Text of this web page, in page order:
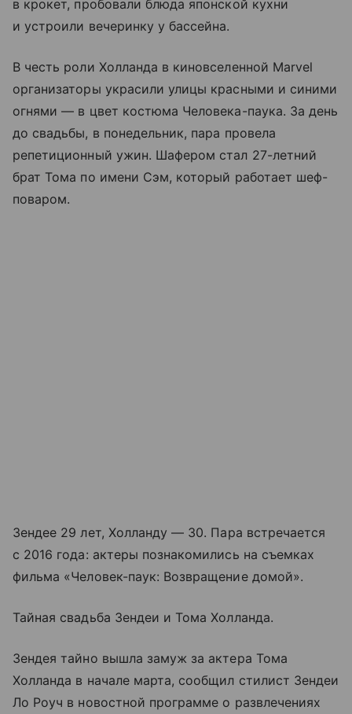
в крокет, пробовали блюда японской кухни
и устроили вечеринку у бассейна.
В честь роли Холланда в киновселенной Marvel
организаторы украсили улицы красными и синими
огнями — в цвет костюма Человека-паука. За день
до свадьбы, в понедельник, пара провела
репетиционный ужин. Шафером стал 27-летний
брат Тома по имени Сэм, который работает шеф-
поваром.
Зендее 29 лет, Холланду — 30. Пара встречается
с 2016 года: актеры познакомились на съемках
фильма «Человек-паук: Возвращение домой».
Тайная свадьба Зендеи и Тома Холланда.
Зендея тайно вышла замуж за актера Тома
Холланда в начале марта, сообщил стилист Зендеи
Ло Роуч в новостной программе о развлечениях